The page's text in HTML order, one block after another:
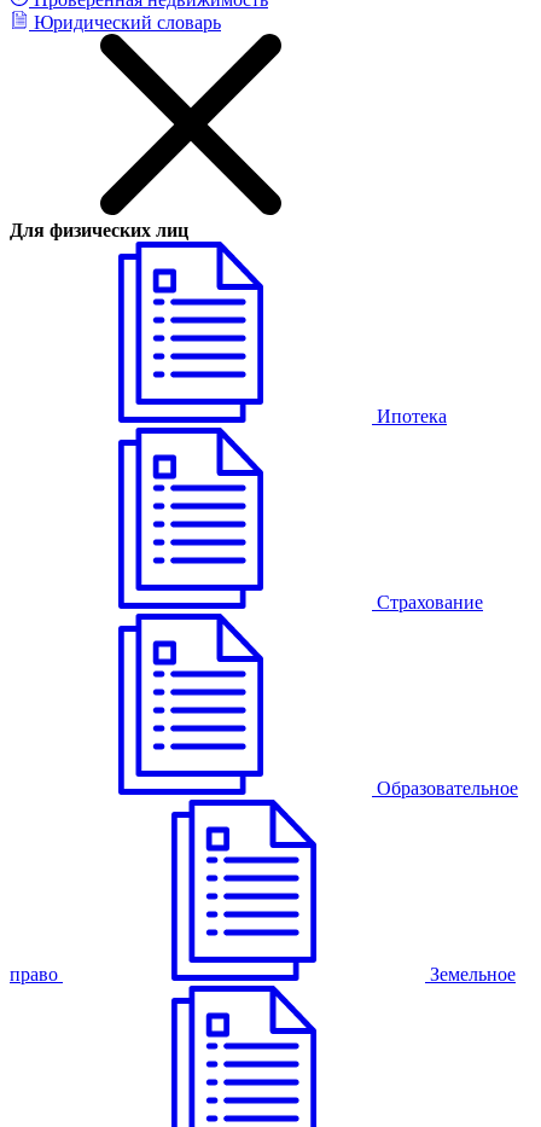
Юридический словарь
Для физических лиц
Ипотека
Страхование
Образовательное
право Земельное